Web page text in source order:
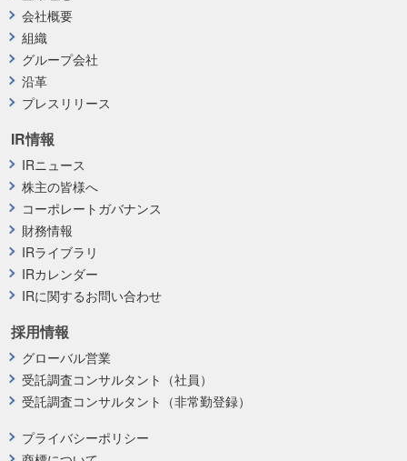
プライバシーポリシー
採用情報
グローバル営業
受託調査コンサルタント（社員）
受託調査コンサルタント（非常勤登録）
会社概要
組織
グループ会社
沿革
プレスリリース
IR情報
IRニュース
株主の皆様へ
コーポレートガバナンス
財務情報
IRライブラリ
IRカレンダー
IRに関するお問い合わせ